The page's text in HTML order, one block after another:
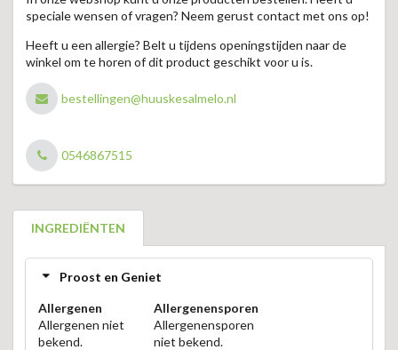
speciale wensen of vragen? Neem gerust contact met ons op!
Heeft u een allergie? Belt u tijdens openingstijden naar de
winkel om te horen of dit product geschikt voor u is.
bestellingen@huuskesalmelo.nl
0546867515
INGREDIËNTEN
Proost en Geniet
Allergenen
Allergenen niet
bekend.
Allergenensporen
Allergenensporen
niet bekend.